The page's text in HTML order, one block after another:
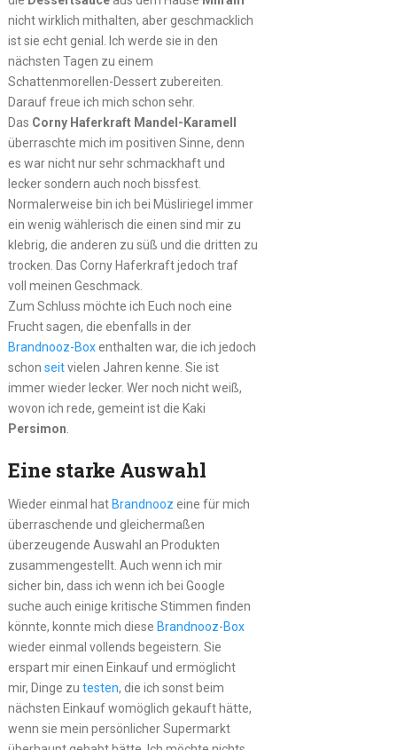
nicht wirklich mithalten, aber geschmacklich
ist sie echt genial. Ich werde sie in den
nächsten Tagen zu einem
Schattenmorellen-Dessert zubereiten.
Darauf freue ich mich schon sehr.
Das Corny Haferkraft Mandel-Karamell
überraschte mich im positiven Sinne, denn
es war nicht nur sehr schmackhaft und
lecker sondern auch noch bissfest.
Normalerweise bin ich bei Müsliriegel immer
ein wenig wählerisch die einen sind mir zu
klebrig, die anderen zu süß und die dritten zu
trocken. Das Corny Haferkraft jedoch traf
voll meinen Geschmack.
Zum Schluss möchte ich Euch noch eine
Frucht sagen, die ebenfalls in der
Brandnooz-Boxenthalten war, die ich jedoch
schon seitvielen Jahren kenne. Sie ist
immer wieder lecker. Wer noch nicht weiß,
wovon ich rede, gemeint ist die Kaki
Persimon
Eine starke Auswahl
Wieder einmal hat Brandnooz eine für mich
überraschende und gleichermaßen
überzeugende Auswahl an Produkten
zusammengestellt. Auch wenn ich mir
sicher bin, dass ich wenn ich bei Google
suche auch einige kritische Stimmen finden
könnte, konnte mich diese Brandnooz-Box
wieder einmal vollends begeistern. Sie
erspart mir einen Einkauf und ermöglicht
mir, Dinge zu testen, die ich sonst beim
nächsten Einkauf womöglich gekauft hätte,
wenn sie mein persönlicher Supermarkt